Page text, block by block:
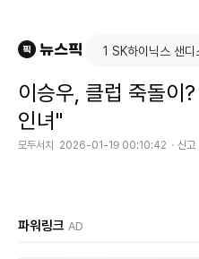
이승우, 클럽 죽돌이
인녀"
모두서치 2026-01-19 00:10:42 신고
파워링크 AD